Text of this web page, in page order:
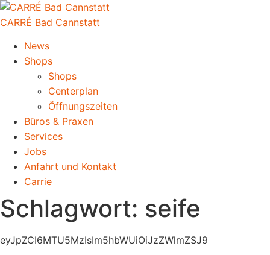
CARRÉ Bad Cannstatt
News
Shops
Shops
Centerplan
Öffnungszeiten
Büros & Praxen
Services
Jobs
Anfahrt und Kontakt
Carrie
Schlagwort: seife
eyJpZCI6MTU5MzIsIm5hbWUiOiJzZWlmZSJ9